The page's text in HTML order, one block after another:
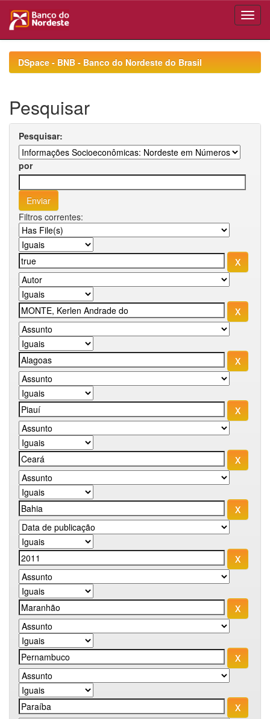
navigationDSpace - BNB - Banco do Nordeste do Brasil
Pesquisar
Pesquisar:
por
Filtros correntes: